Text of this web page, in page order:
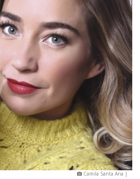
Camila Santa Ana |